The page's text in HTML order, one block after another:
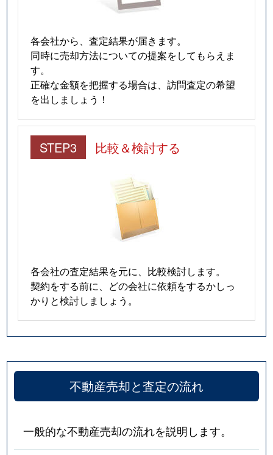
各会社から、査定結果が届きます。
同時に売却方法についての提案をしてもらえま
す。
正確な金額を把握する場合は、訪問査定の希望
を出しましょう！
STEP3 比較＆検討する
各会社の査定結果を元に、比較検討します。
契約をする前に、どの会社に依頼をするかしっ
かりと検討しましょう。
不動産売却と査定の流れ
一般的な不動産売却の流れを説明します。